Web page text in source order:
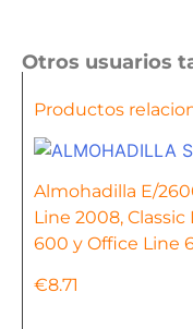
Otros usuarios
Productos
Almohadilla E/
Line 2008,
600 y Office Line
€8.71